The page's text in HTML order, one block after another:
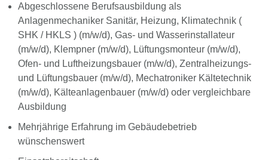
Abgeschlossene Berufsausbildung als
Anlagenmechaniker Sanitär, Heizung, Klimatechnik (
SHK / HKLS ) (m/w/d), Gas- und Wasserinstallateur
(m/w/d), Klempner (m/w/d), Lüftungsmonteur (m/w/d),
Ofen- und Luftheizungsbauer (m/w/d), Zentralheizungs-
und Lüftungsbauer (m/w/d), Mechatroniker Kältetechnik
(m/w/d), Kälteanlagenbauer (m/w/d) oder vergleichbare
Ausbildung
Mehrjährige Erfahrung im Gebäudebetrieb
wünschenswert